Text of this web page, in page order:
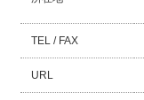
TEL / FAX
URL